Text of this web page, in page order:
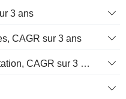
3 ans
CAGR sur 3 ans
Flux de trésorerie d’exploitation, CAGR sur 3 ans